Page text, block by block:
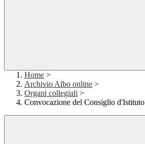
Home >
Archivio Albo online >
Organi collegiali >
Convocazione del Consiglio d'Istituto